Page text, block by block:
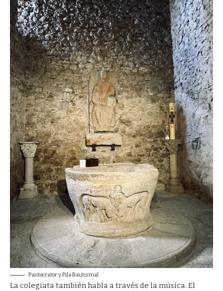
Pantocrator y Pila Bautismal
La colegiata también habla a través de la música. El